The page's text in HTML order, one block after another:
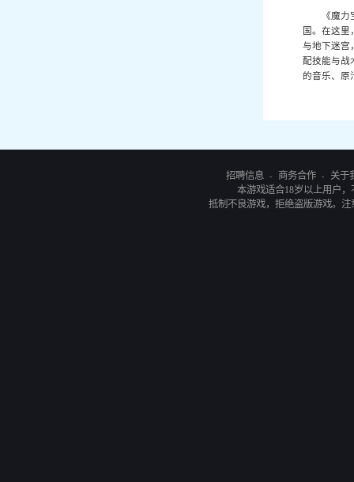
《魔
国。在这里
与地下迷宫
配技能与战
的音乐、原
招聘信息 - 商务合作 -
关于
本游戏适合18岁以上用户
抵制不良游戏，拒绝盗版游戏。